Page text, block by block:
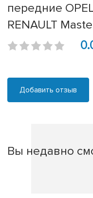
передние
RENAULT
Добавить отзыв
Вы недавно